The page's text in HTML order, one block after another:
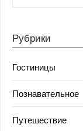
Рубрики
Гостиницы
Познавательное
Путешествие